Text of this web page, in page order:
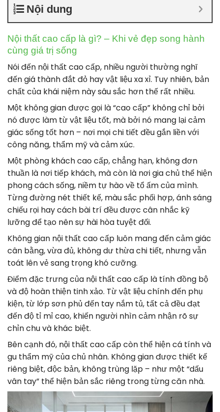
Nội dung
Nội thất cao cấp là gì? – Khi vẻ đẹp song hành
cùng giá trị sống
Nói đến nội thất cao cấp, nhiều người thường nghĩ
đến giá thành đắt đỏ hay vật liệu xa xỉ. Tuy nhiên, bản
chất của khái niệm này sâu sắc hơn thế rất nhiều.
Một không gian được gọi là “cao cấp” không chỉ bởi
nó được làm từ vật liệu tốt, mà bởi nó mang lại cảm
giác sống tốt hơn – nơi mọi chi tiết đều gắn liền với
công năng, thẩm mỹ và cảm xúc.
Một phòng khách cao cấp, chẳng hạn, không đơn
thuần là nơi tiếp khách, mà còn là nơi gia chủ thể hiện
phong cách sống, niềm tự hào về tổ ấm của mình.
Từng đường nét thiết kế, màu sắc phối hợp, ánh sáng
chiếu rọi hay cách bài trí đều được cân nhắc kỹ
lưỡng để tạo nên sự hài hòa tuyệt đối.
Không gian nội thất cao cấp luôn mang đến cảm giác
cân bằng, vừa đủ, không dư thừa chi tiết, nhưng vẫn
toát lên vẻ sang trọng khó cưỡng.
Điểm đặc trưng của nội thất cao cấp là tính đồng bộ
và độ hoàn thiện tinh xảo. Từ vật liệu chính đến phụ
kiện, từ lớp sơn phủ đến tay nắm tủ, tất cả đều đạt
đến độ tỉ mỉ cao, khiến người nhìn cảm nhận rõ sự
chỉn chu và khác biệt.
Bên cạnh đó, nội thất cao cấp còn thể hiện cá tính và
gu thẩm mỹ của chủ nhân. Không gian được thiết kế
riêng biệt, độc bản, không trùng lặp – như một “dấu
vân tay” thể hiện bản sắc riêng trong từng căn nhà.